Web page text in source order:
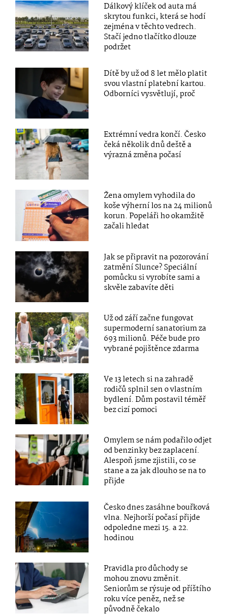
Dálkový klíček od auta má
skrytou funkci, která se hodí
zejména v těchto vedrech.
Stačí jedno tlačítko dlouze
podržet
Dítě by už od 8 let mělo platit
svou vlastní platební kartou.
Odborníci vysvětlují, proč
Extrémní vedra končí. Česko
čeká několik dnů deště a
výrazná změna počasí
Žena omylem vyhodila do
koše výherní los na 24 milionů
korun. Popeláři ho okamžitě
začali hledat
Jak se připravit na pozorování
zatmění Slunce? Speciální
pomůcku si vyrobíte sami a
skvěle zabavíte děti
Už od září začne fungovat
supermoderní sanatorium za
693 milionů. Péče bude pro
vybrané pojištěnce zdarma
Ve 13 letech si na zahradě
rodičů splnil sen o vlastním
bydlení. Dům postavil téměř
bez cizí pomoci
Omylem se nám podařilo odjet
od benzinky bez zaplacení.
Alespoň jsme zjistili, co se
stane a za jak dlouho se na to
přijde
Česko dnes zasáhne bouřková
vlna. Nejhorší počasí přijde
odpoledne mezi 15. a 22.
hodinou
Pravidla pro důchody se
mohou znovu změnit.
Seniorům se rýsuje od příštího
roku více peněz, než se
původně čekalo